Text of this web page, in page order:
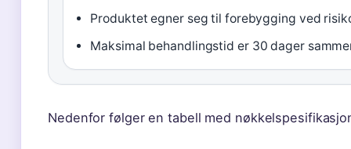
Produktet egner seg til forebygging ved
Maksimal behandlingstid er 30 dager
Nedenfor følger en tabell med